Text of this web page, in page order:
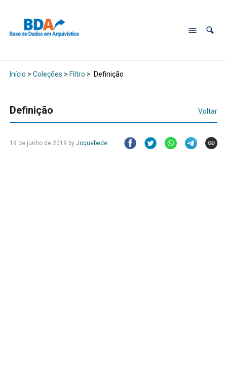
Início > Coleções > Filtro > Definição
Definição Voltar
19 de junho de 2019 by Joquebede